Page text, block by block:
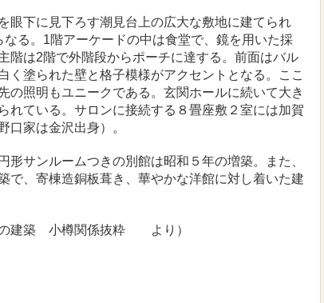
眼下に見下ろす潮見台上の広大な敷地に建てられ
なる。1階アーケードの中は食堂で、鏡を用いた採
階は2階で外階段からポーチに達する。前面はバル
く塗られた壁と格子模様がアクセントとなる。ここ
の照明もユニークである。玄関ホールに続いて大き
れている。サロンに接続する８畳座敷２室には加賀
口家は金沢出身）。
サンルームつきの別館は昭和５年の増築。また、
で、寄棟造銅板葺き、華やかな洋館に対し着いた建
の建築 小樽関係抜粋 より）